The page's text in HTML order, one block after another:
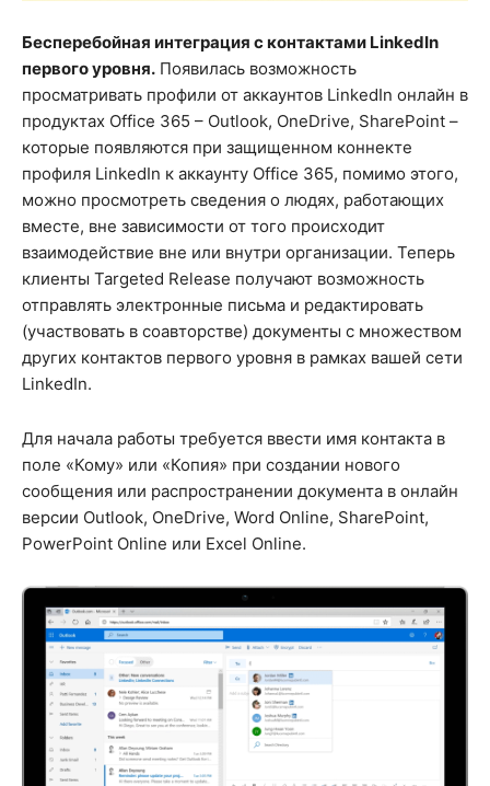
Бесперебойная интеграция с контактами LinkedIn
первого уровня. Появилась возможность
просматривать профили от аккаунтов LinkedIn онлайн в
продуктах Office 365 – Outlook, OneDrive, SharePoint –
которые появляются при защищенном коннекте
профиля LinkedIn к аккаунту Office 365, помимо этого,
можно просмотреть сведения о людях, работающих
вместе, вне зависимости от того происходит
взаимодействие вне или внутри организации. Теперь
клиенты Targeted Release получают возможность
отправлять электронные письма и редактировать
(участвовать в соавторстве) документы с множеством
других контактов первого уровня в рамках вашей сети
LinkedIn.
Для начала работы требуется ввести имя контакта в
поле «Кому» или «Копия» при создании нового
сообщения или распространении документа в онлайн
версии Outlook, OneDrive, Word Online, SharePoint,
PowerPoint Online или Excel Online.